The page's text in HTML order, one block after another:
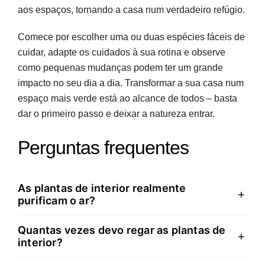
aos espaços, tornando a casa num verdadeiro refúgio.
Comece por escolher uma ou duas espécies fáceis de
cuidar, adapte os cuidados à sua rotina e observe
como pequenas mudanças podem ter um grande
impacto no seu dia a dia. Transformar a sua casa num
espaço mais verde está ao alcance de todos – basta
dar o primeiro passo e deixar a natureza entrar.
Perguntas frequentes
As plantas de interior realmente
purificam o ar?
+
Sim, muitas plantas purificam o ar. Espécies como
pothos, sansevieria e lírio-da-paz removem toxinas
Quantas vezes devo regar as plantas de
interior?
+